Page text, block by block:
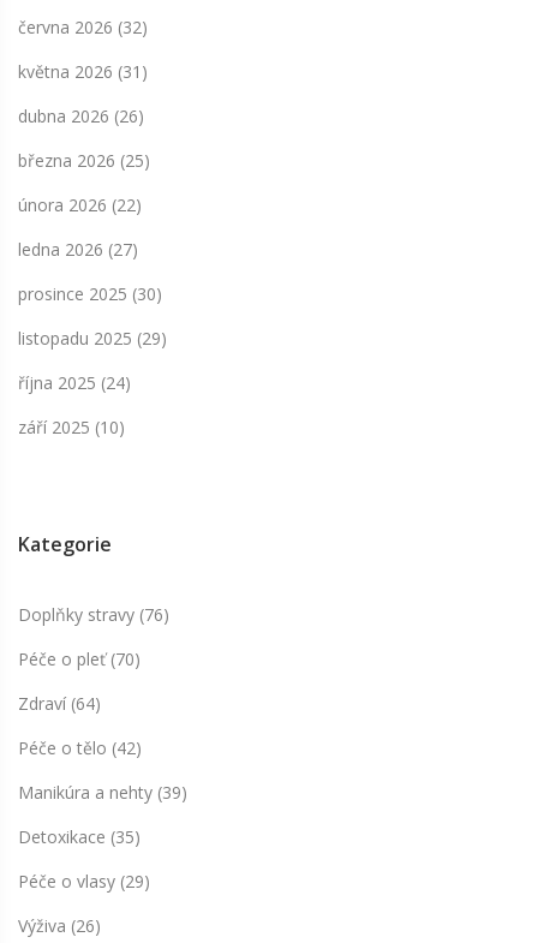
června 2026 (32)
května 2026 (31)
dubna 2026 (26)
března 2026 (25)
února 2026 (22)
ledna 2026 (27)
prosince 2025 (30)
listopadu 2025 (29)
října 2025 (24)
září 2025 (10)
Kategorie
Doplňky stravy (76)
Péče o pleť(70)
Zdraví (64)
Péče o tělo (42)
Manikúra a nehty (39)
Detoxikace (35)
Péče o vlasy (29)
Výživa (26)